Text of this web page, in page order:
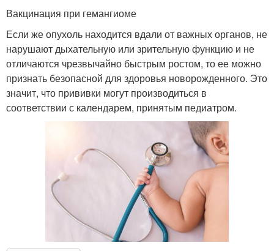
Вакцинация при гемангиоме
Если же опухоль находится вдали от важных органов, не
нарушают дыхательную или зрительную функцию и не
отличаются чрезвычайно быстрым ростом, то ее можно
признать безопасной для здоровья новорожденного. Это
значит, что прививки могут производиться в
соответствии с календарем, принятым педиатром.